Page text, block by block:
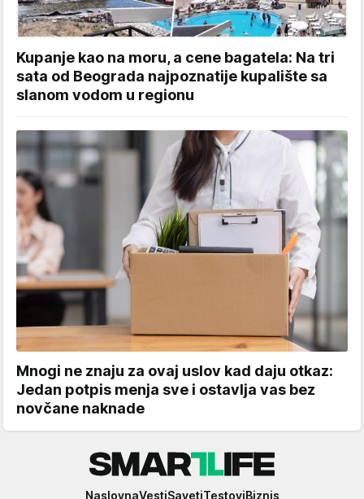
Kupanje kao na moru, a cene bagatela: Na tri
sata od Beograda najpoznatije kupalište sa
slanom vodom u regionu
Mnogi ne znaju za ovaj uslov kad daju otkaz:
Jedan potpis menja sve i ostavlja vas bez
novčane naknade
NaslovnaVestiSavetiTestoviBiznis